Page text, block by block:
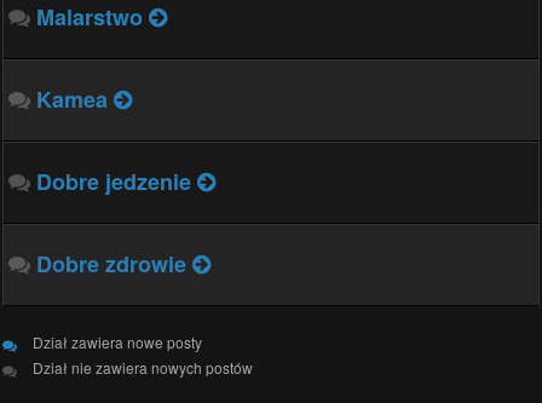
Malarstwo
Kamea
Dobre jedzenie
Dobre zdrowie
Dział zawiera nowe posty
Dział nie zawiera nowych postów